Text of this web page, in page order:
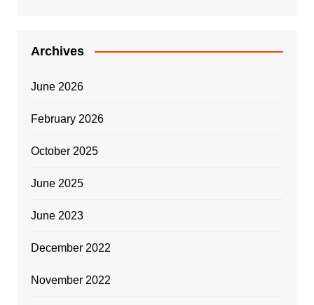
Archives
June 2026
February 2026
October 2025
June 2025
June 2023
December 2022
November 2022